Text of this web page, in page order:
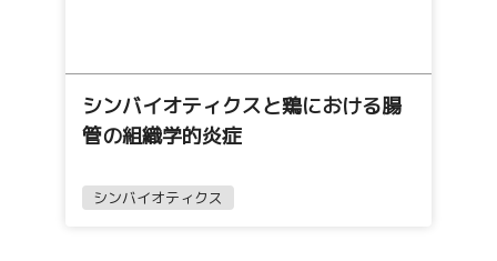
シンバイオティクスと鶏における腸
管の組織学的炎症
シンバイオティクス